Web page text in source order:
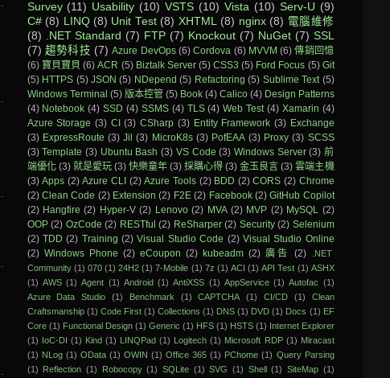
Survey (11) Usability (10) VSTS (10) Vista (10) Serv-U (9)
C# (8) LINQ (8) Unit Test (8) XHTML (8) nginx (8) 電腦維修
(8) .NET Standard (7) FTP (7) Knockout (7) NuGet (7) SSL
(7) 趨勢科技 (7) Azure DevOps (6) Cordova (6) MVVM (6) 傳銷回憶
(6) 寶貝寶貝 (6) ACR (5) Biztalk Server (5) CSS3 (5) Ford Focus (5) Git
(5) HTTPS (5) JSON (5) NDepend (5) Refactoring (5) Sublime Text (5)
Windows Terminal (5) 版本控管 (5) Book (4) Calico (4) Design Patterns
(4) Notebook (4) SSD (4) SSMS (4) TLS (4) Web Test (4) Xamarin (4)
Azure Storage (3) CI (3) CSharp (3) Entity Framework (3) Exchange
(3) ExpressRoute (3) Jil (3) MicroK8s (3) PofEAA (3) Proxy (3) SCSS
(3) Template (3) Ubuntu Bash (3) VS Code (3) Windows Server (3) 前
端優化 (3) 就是愛玩 (3) 快樂童年 (3) 採購心得 (3) 金玉良言 (3) 雲端主機
(3) Apps (2) Azure CLI (2) Azure Tools (2) BDD (2) CORS (2) Chrome
(2) Clean Code (2) Extension (2) F2E (2) Facebook (2) GitHub Copilot
(2) Hangfire (2) Hyper-V (2) Lenovo (2) MVA (2) MVP (2) MySQL (2)
OOP (2) OzCode (2) RESTful (2) ReSharper (2) Security (2) Selenium
(2) TDD (2) Training (2) Visual Studio Code (2) Visual Studio Online
(2) Windows Phone (2) eCoupon (2) kubeadm (2) 廣告 (2)
.NET
Community (1) 070 (1) 24H2 (1) 7-Mobile (1) 7z (1) ACI (1) API Test (1) ASHX
(1) AWS (1) Agent (1) Android (1) AntiXSS (1) AppService (1) Autofac (1)
Azure Data Studio
(1) Benchmark (1) CAPTCHA (1) CI/CD (1)
Clean
Craftsmanship (1) Code First (1) Collections (1) DNS (1) DVD (1) Docs (1) EF
Core (1) Functional Design (1) Generic (1) HFS (1) HSTS (1) Internet Explorer
(1) IoC-DI (1) Kind (1) LINQPad (1) Logitech (1) Microsoft RDP (1) Miracast
(1) NLog (1) OData (1) OWIN (1) Office 365 (1) PChome (1) Query Parsing
(1) Reflection (1) Robocopy (1) SQLite (1) SVG (1) Shell (1) SiteMap (1)